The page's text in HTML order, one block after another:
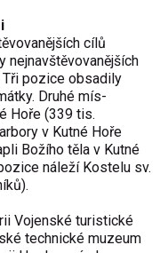
cílů
nejnavštěvova­nějších
Tři pozice obsadily
Druhé mís­
Hoře (339 tis.
v Kutné Hoře
Božího těla v Kutné
ná­leží Kostelu sv.
Vojenské turistické
technické muzeum